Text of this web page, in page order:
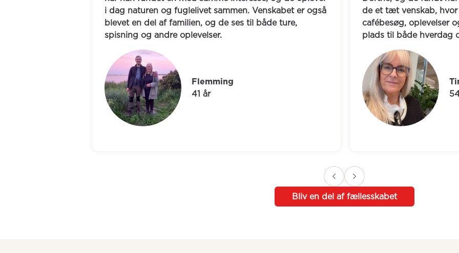
de et tæt venskab, hvor de mødes jævnligt til
cafébesøg, oplevelser og gode samtaler, og hvor der er
plads til både hverdag og nærvær.
Tina
54 år
mødes regelmæssigt
hinandens tekster.
venskab, og de har
Portugal med fokus
Bliv en del af fællesskabet